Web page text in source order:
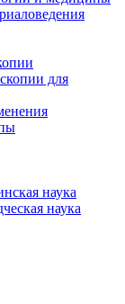
для
наука
наука